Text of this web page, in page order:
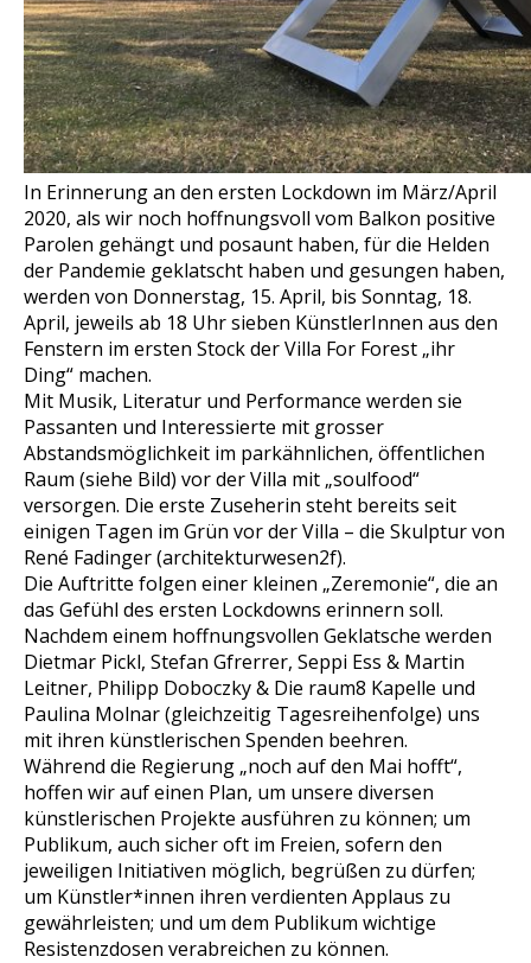
In Erinnerung an den ersten Lockdown im März/April
2020, als wir noch hoffnungsvoll vom Balkon positive
Parolen gehängt und posaunt haben, für die Helden
der Pandemie geklatscht haben und gesungen haben,
werden von Donnerstag, 15. April, bis Sonntag, 18.
April, jeweils ab 18 Uhr sieben KünstlerInnen aus den
Fenstern im ersten Stock der Villa For Forest „ihr
Ding“ machen.
Mit Musik, Literatur und Performance werden sie
Passanten und Interessierte mit grosser
Abstandsmöglichkeit im parkähnlichen, öffentlichen
Raum (siehe Bild) vor der Villa mit „soulfood“
versorgen. Die erste Zuseherin steht bereits seit
einigen Tagen im Grün vor der Villa – die Skulptur von
René Fadinger (architekturwesen2f).
Die Auftritte folgen einer kleinen „Zeremonie“, die an
das Gefühl des ersten Lockdowns erinnern soll.
Nachdem einem hoffnungsvollen Geklatsche werden
Dietmar Pickl, Stefan Gfrerrer, Seppi Ess & Martin
Leitner, Philipp Doboczky & Die raum8 Kapelle und
Paulina Molnar (gleichzeitig Tagesreihenfolge) uns
mit ihren künstlerischen Spenden beehren.
Während die Regierung „noch auf den Mai hofft“,
hoffen wir auf einen Plan, um unsere diversen
künstlerischen Projekte ausführen zu können; um
Publikum, auch sicher oft im Freien, sofern den
jeweiligen Initiativen möglich, begrüßen zu dürfen;
um Künstler*innen ihren verdienten Applaus zu
gewährleisten; und um dem Publikum wichtige
Resistenzdosen verabreichen zu können.